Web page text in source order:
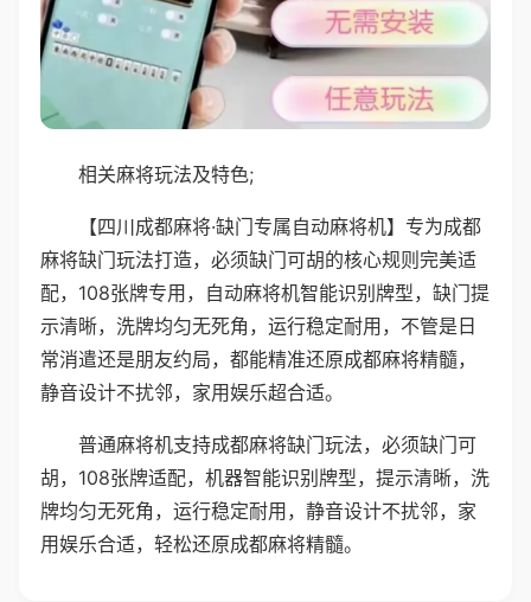
相关麻将玩法及特色;
【四川成都麻将·缺门专属自动麻将机】专为成都
麻将缺门玩法打造，必须缺门可胡的核心规则完美适
配，108张牌专用，自动麻将机智能识别牌型，缺门提
示清晰，洗牌均匀无死角，运行稳定耐用，不管是日
常消遣还是朋友约局，都能精准还原成都麻将精髓，
静音设计不扰邻，家用娱乐超合适。
普通麻将机支持成都麻将缺门玩法，必须缺门可
胡，108张牌适配，机器智能识别牌型，提示清晰，洗
牌均匀无死角，运行稳定耐用，静音设计不扰邻，家
用娱乐合适，轻松还原成都麻将精髓。